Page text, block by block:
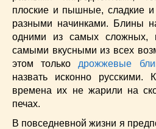
Торты(52)
Украинская кухня(129)
Фасоль(20)
Французская кухня (22)
Хлеб(21)
Что приготовить из тыквы
Что приготовить на завтрак?(68)
плоские и пышные, сладкие
разными начинками. Блины
одними из самых
самыми вкусными из всех
этом только дрожжевые
назвать исконно русскими.
времена их не жарили на
печах.
В повседневной жизни я